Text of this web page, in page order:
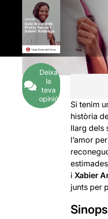
Deixa
la
teva
opinió
Si tenim
història
llarg dels
l’amor
i Xabier
junts per